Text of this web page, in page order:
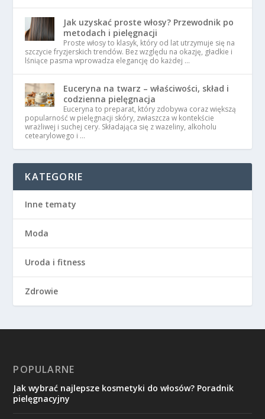
Jak uzyskać proste włosy? Przewodnik po
metodach i pielęgnacji
Proste włosy to klasyk, który od lat utrzymuje się na
szczycie fryzjerskich trendów. Bez względu na okazję, gładkie i
lśniące pasma wprowadza elegancję do każdej …
Euceryna na twarz – właściwości, skład i
codzienna pielęgnacja
Euceryna to preparat, który zdobywa coraz większą
popularność w pielęgnacji skóry, zwłaszcza w kontekście
wrażliwej i suchej cery. Składająca się z wazeliny, alkoholu
cetearylowego i …
KATEGORIE
Inne tematy
Moda
Uroda i fitness
Zdrowie
POPULARNE
Jak wybrać najlepsze kosmetyki do włosów? Poradnik
pielęgnacyjny